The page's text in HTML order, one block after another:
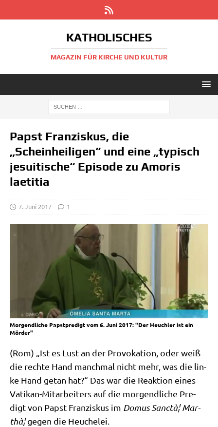
KATHOLISCHES
MAGAZIN FÜR KIRCHE UND KULTUR
Papst Franziskus, die
„Scheinheiligen“ und eine „typisch
jesuitische“ Episode zu Amoris
laetitia
7. Juni 2017 1
Morgendliche Papstpredigt vom 6. Juni 2017: "Der Heuchler ist ein
Mörder"
(Rom) „Ist es Lust an der Pro­vo­ka­ti­on, oder weiß
die rech­te Hand manch­mal nicht mehr, was die lin­
ke Hand getan hat?“ Das war die Reak­ti­on eines
Vati­kan-Mit­ar­bei­ters auf die mor­gend­li­che Pre­
digt von Papst Fran­zis­kus im Domus Sanc­tà¦ Mar­
thà¦gegen die Heuchelei.